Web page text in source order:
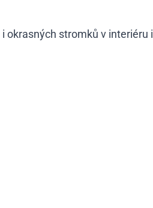
okrasných stromků v interiéru i